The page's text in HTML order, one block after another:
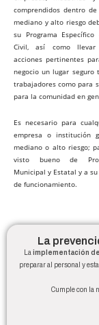
comprendidos dentro
mediano y alto riesgo
su Programa Específico
Civil, así como
acciones pertinentes
negocio un lugar seguro
trabajadores como para
para la comunidad en
Es necesario para
empresa o institución
mediano o alto riesgo;
visto bueno de
Municipal y Estatal y a
de funcionamiento.
La
La implementación
preparar al personal y
Cumple con la